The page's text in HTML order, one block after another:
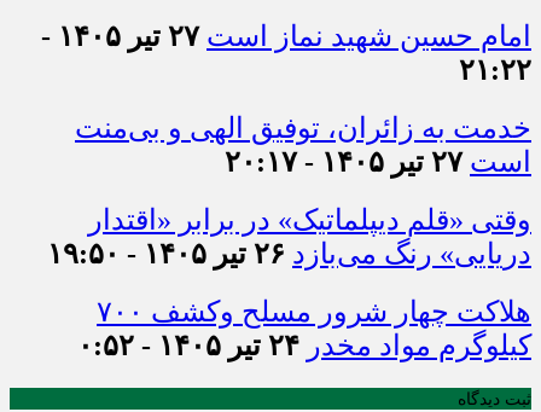
امام حسین شهید نماز است
۲۷ تیر ۱۴۰۵ -
۲۱:۲۲
خدمت به زائران، توفیق الهی و بی‌منت
است ۲۷ تیر ۱۴۰۵ - ۲۰:۱۷
وقتی «قلم دیپلماتیک» در برابر «اقتدار
دریایی» رنگ می‌بازد ۲۶ تیر ۱۴۰۵ - ۱۹:۵۰
هلاکت چهار شرور مسلح وکشف ۷۰۰
کیلوگرم مواد مخدر ۲۴ تیر ۱۴۰۵ - ۰:۵۲
ثبت دیدگاه